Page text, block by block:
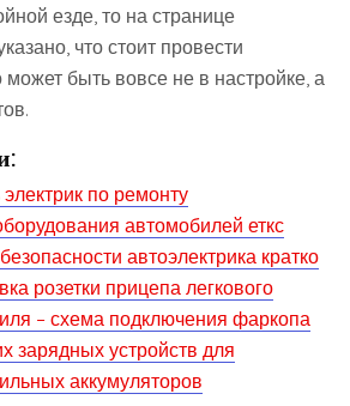
езде, то на странице
что стоит провести
может быть вовсе не в настройке, а
по ремонту
автомобилей еткс
автоэлектрика кратко
розетки прицепа легкового
– схема подключения фаркопа
зарядных устройств для
аккумуляторов